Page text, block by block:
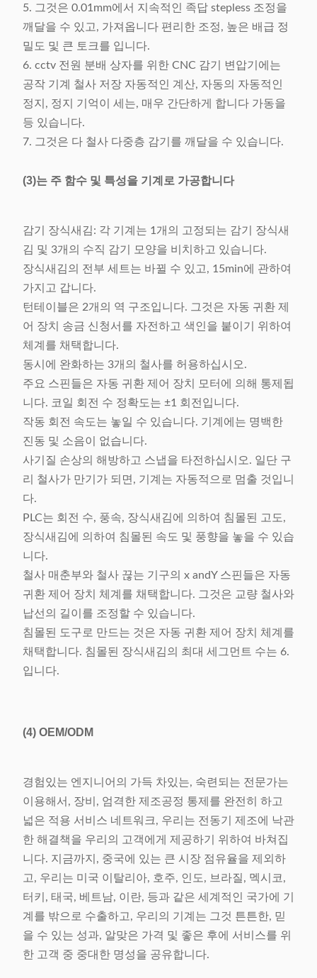
5. 그것은 0.01mm에서 지속적인 족답 stepless 조정을
깨달을 수 있고, 가져옵니다 편리한 조정, 높은 배급 정
밀도 및 큰 토크를 입니다.
6. cctv 전원 분배 상자를 위한 CNC 감기 변압기에는
공작 기계 철사 저장 자동적인 계산, 자동의 자동적인
정지, 정지 기억이 세는, 매우 간단하게 합니다 가동을
등 있습니다.
7. 그것은 다 철사 다중층 감기를 깨달을 수 있습니다.
(3)는 주 함수 및 특성을 기계로 가공합니다
감기 장식새김: 각 기계는 1개의 고정되는 감기 장식새
김 및 3개의 수직 감기 모양을 비치하고 있습니다.
장식새김의 전부 세트는 바뀔 수 있고, 15min에 관하여
가지고 갑니다.
턴테이블은 2개의 역 구조입니다. 그것은 자동 귀환 제
어 장치 송금 신청서를 자전하고 색인을 붙이기 위하여
체계를 채택합니다.
동시에 완화하는 3개의 철사를 허용하십시오.
주요 스핀들은 자동 귀환 제어 장치 모터에 의해 통제됩
니다. 코일 회전 수 정확도는 ±1 회전입니다.
작동 회전 속도는 놓일 수 있습니다. 기계에는 명백한
진동 및 소음이 없습니다.
사기질 손상의 해방하고 스냅을 타전하십시오. 일단 구
리 철사가 만기가 되면, 기계는 자동적으로 멈출 것입니
다.
PLC는 회전 수, 풍속, 장식새김에 의하여 침몰된 고도,
장식새김에 의하여 침몰된 속도 및 풍향을 놓을 수 있습
니다.
철사 매춘부와 철사 끊는 기구의 x andY 스핀들은 자동
귀환 제어 장치 체계를 채택합니다. 그것은 교량 철사와
납선의 길이를 조정할 수 있습니다.
침몰된 도구로 만드는 것은 자동 귀환 제어 장치 체계를
채택합니다. 침몰된 장식새김의 최대 세그먼트 수는 6.
입니다.
(4) OEM/ODM
경험있는 엔지니어의 가득 차있는, 숙련되는 전문가는
이용해서, 장비, 엄격한 제조공정 통제를 완전히 하고
넓은 적용 서비스 네트워크, 우리는 전동기 제조에 낙관
한 해결책을 우리의 고객에게 제공하기 위하여 바쳐집
니다. 지금까지, 중국에 있는 큰 시장 점유율을 제외하
고, 우리는 미국 이탈리아, 호주, 인도, 브라질, 멕시코,
터키, 태국, 베트남, 이란, 등과 같은 세계적인 국가에 기
계를 밖으로 수출하고, 우리의 기계는 그것 튼튼한, 믿
을 수 있는 성과, 알맞은 가격 및 좋은 후에 서비스를 위
한 고객 중 중대한 명성을 공유합니다.